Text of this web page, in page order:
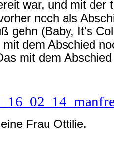
war, und mit der
noch als
gehn (Baby, It's
dem Abschied
mit dem
Frau Ottilie.